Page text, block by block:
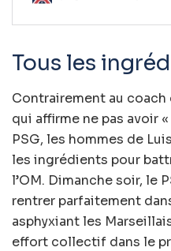
Tous les
Contrairement au coach
qui affirme ne pas avoir
PSG, les hommes de
les ingrédients pour
l’OM. Dimanche soir, le
rentrer parfaitement
asphyxiant les
effort collectif dans le